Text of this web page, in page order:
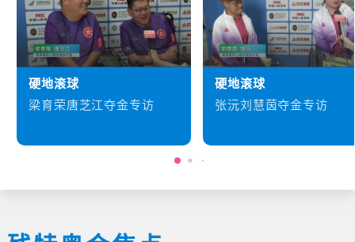
硬地滚球
梁育荣唐芝江夺金专访
硬地滚球
张沅刘慧茵夺金专访